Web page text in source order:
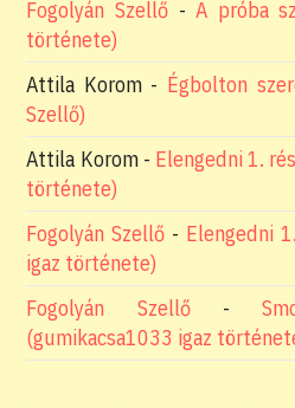
Fogolyán Szellő -A próba
története)
Attila Korom- Égbolton
Szellő)
Attila Korom- Elengedni 1.
története)
Fogolyán Szellő - Elengedni
igaz története)
Fogolyán Szellő-
(gumikacsa1033 igaz